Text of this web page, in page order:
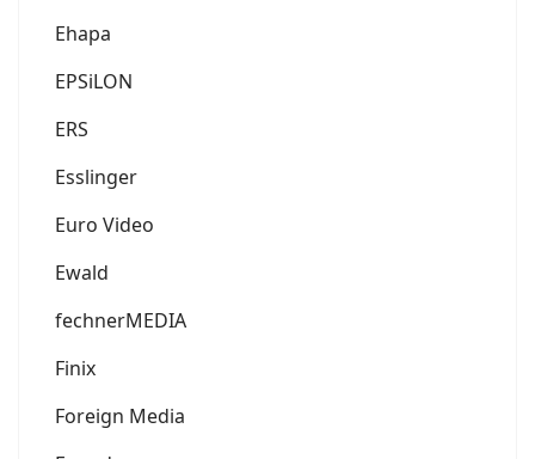
Ehapa
EPSiLON
ERS
Esslinger
Euro Video
Ewald
fechnerMEDIA
Finix
Foreign Media